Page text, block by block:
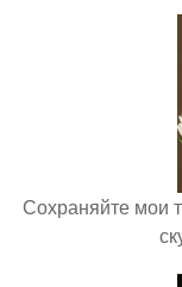
Сохраняйте мои